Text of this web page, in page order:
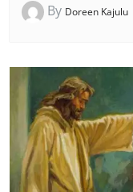
By Doreen Kajulu